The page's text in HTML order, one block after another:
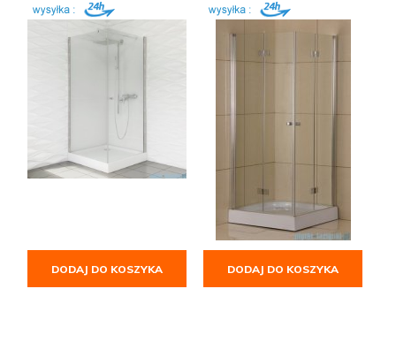
DODAJ DO KOSZYKA DODAJ DO KOSZYKA